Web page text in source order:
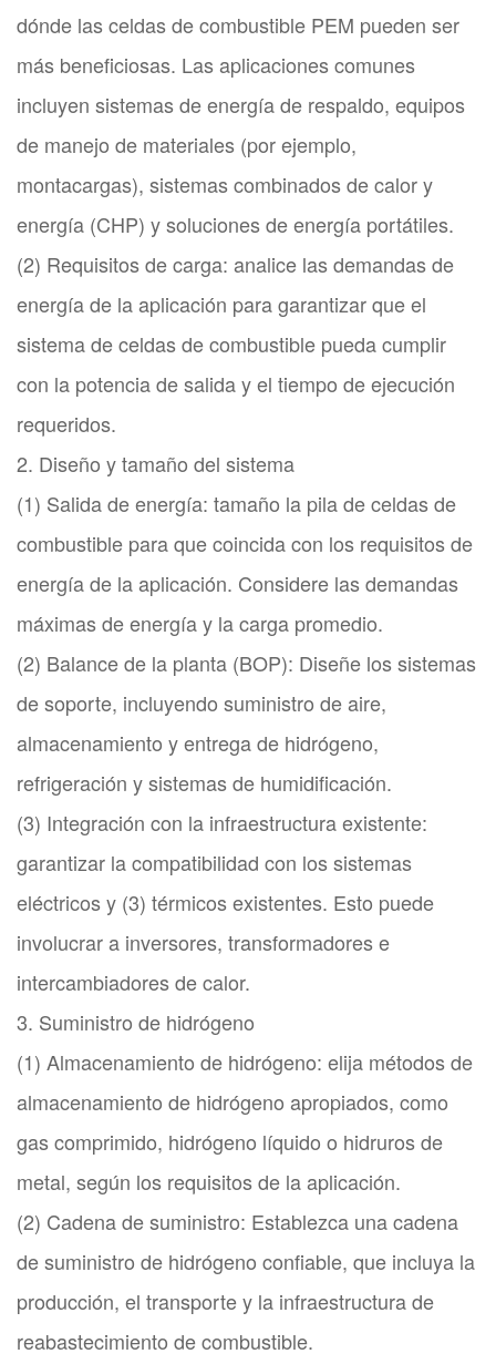
dónde las celdas de combustible PEM pueden ser
más beneficiosas. Las aplicaciones comunes
incluyen sistemas de energía de respaldo, equipos
de manejo de materiales (por ejemplo,
montacargas), sistemas combinados de calor y
energía (CHP) y soluciones de energía portátiles.
(2) Requisitos de carga: analice las demandas de
energía de la aplicación para garantizar que el
sistema de celdas de combustible pueda cumplir
con la potencia de salida y el tiempo de ejecución
requeridos.
2. Diseño y tamaño del sistema
(1) Salida de energía: tamaño la pila de celdas de
combustible para que coincida con los requisitos de
energía de la aplicación. Considere las demandas
máximas de energía y la carga promedio.
(2) Balance de la planta (BOP): Diseñe los sistemas
de soporte, incluyendo suministro de aire,
almacenamiento y entrega de hidrógeno,
refrigeración y sistemas de humidificación.
(3) Integración con la infraestructura existente:
garantizar la compatibilidad con los sistemas
eléctricos y (3) térmicos existentes. Esto puede
involucrar a inversores, transformadores e
intercambiadores de calor.
3. Suministro de hidrógeno
(1) Almacenamiento de hidrógeno: elija métodos de
almacenamiento de hidrógeno apropiados, como
gas comprimido, hidrógeno líquido o hidruros de
metal, según los requisitos de la aplicación.
(2) Cadena de suministro: Establezca una cadena
de suministro de hidrógeno confiable, que incluya la
producción, el transporte y la infraestructura de
reabastecimiento de combustible.